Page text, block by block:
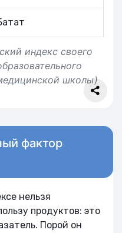
индекс своего
школы)
фактор
нельзя
продуктов: это
Порой он